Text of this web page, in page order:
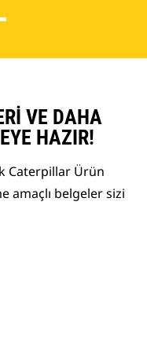
VE DAHA
HAZIR!
Caterpillar Ürün
amaçlı belgeler sizi